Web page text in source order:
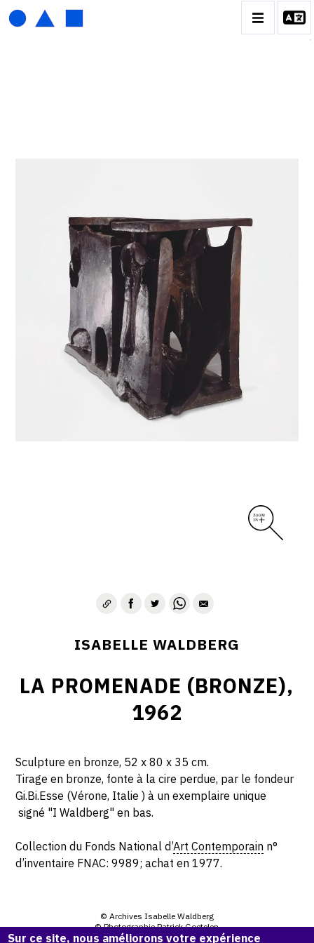
CONTACT
ISABELLE WALDBERG
LA PROMENADE (BRONZE),
1962
Sculpture en bronze, 52 x 80 x 35 cm.
Tirage en bronze, fonte à la cire perdue, par le fondeur
Gi.Bi.Esse (Vérone, Italie ) à un exemplaire unique
signé "I Waldberg" en bas.
Collection du Fonds National d’Art Contemporain n°
d’inventaire FNAC: 9989; achat en 1977.
© Archives Isabelle Waldberg
© Photographie Patrick Goetelen
Avec le soutien de l'Adagp
Sur ce site, nous améliorons votre expérience